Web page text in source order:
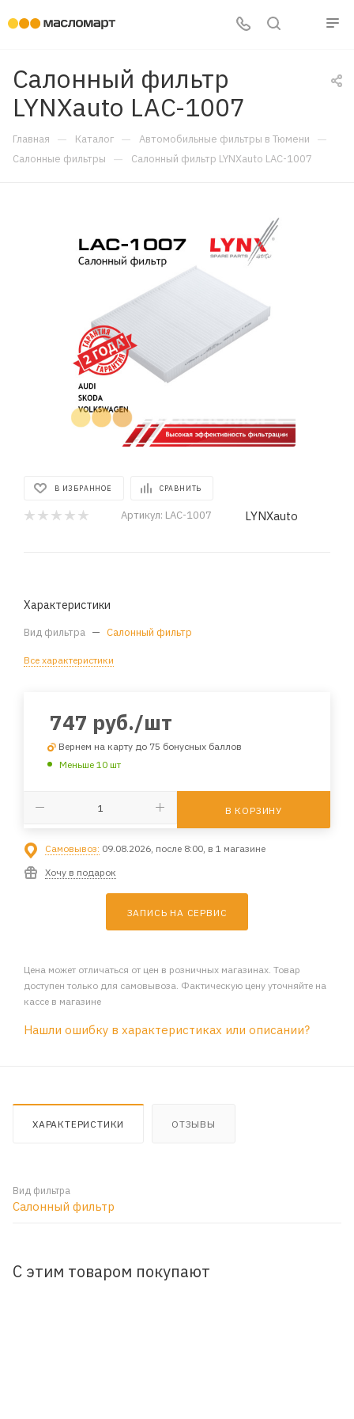
Салонный фильтр
LYNXauto LAC-1007
Главная — Каталог — Автомобильные фильтры в Тюмени —
Салонные фильтры — Салонный фильтр LYNXauto LAC-1007
В ИЗБРАННОЕ СРАВНИТЬ
Артикул: LAC-1007 LYNXauto
Характеристики
Вид фильтра — Салонный фильтр
Все характеристики
747 руб./шт
Вернем на карту до 75 бонусных баллов
Меньше 10 шт
В КОРЗИНУ
Самовывоз: 09.08.2026, после 8:00, в 1 магазине
Хочу в подарок
ЗАПИСЬ НА СЕРВИС
Цена может отличаться от цен в розничных магазинах. Товар
доступен только для самовывоза. Фактическую цену уточняйте на
кассе в магазине
Нашли ошибку в характеристиках или описании?
ХАРАКТЕРИСТИКИ ОТЗЫВЫ
Вид фильтра
Салонный фильтр
С этим товаром покупают